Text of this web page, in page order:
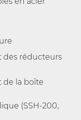
des réducteurs
de la boîte
(SSH-200,